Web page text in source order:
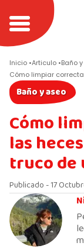
Inicio Articulo Baño
Cómo limpiar
Baño y aseo
Cómo
las
truco de
Publicado - 17